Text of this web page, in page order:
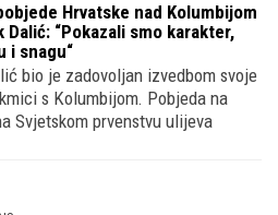
Hrvatske nad Kolumbijom
Dalić: “Pokazali smo karakter,
i snagu“
bio je zadovoljan izvedbom svoje
s Kolumbijom. Pobjeda na
Svjetskom prvenstvu ulijeva